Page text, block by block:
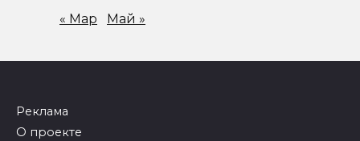
« Мар Май »
Реклама
О проекте